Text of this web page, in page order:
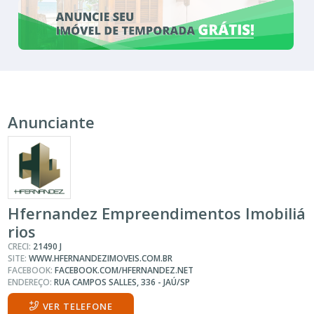
Anunciante
Hfernandez Empreendimentos Imobiliá
rios
CRECI: 21490 J
SITE:WWW.HFERNANDEZIMOVEIS.COM.BR
FACEBOOK:FACEBOOK.COM/HFERNANDEZ.NET
ENDEREÇO:RUA CAMPOS SALLES, 336 - JAÚ/SP
VER TELEFONE